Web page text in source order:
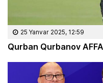
25 Yanvar 2025, 12:59
Qurban Qurbanov